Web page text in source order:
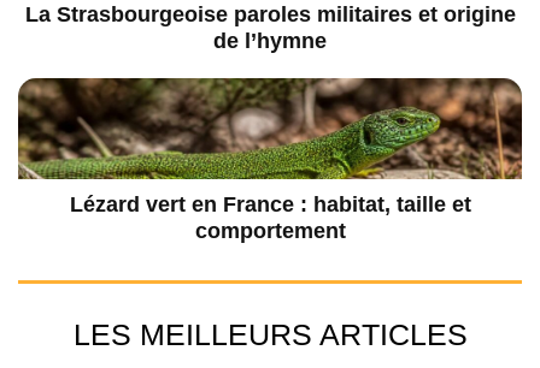
La Strasbourgeoise paroles militaires et origine
de l’hymne
Lézard vert en France : habitat, taille et
comportement
LES MEILLEURS ARTICLES